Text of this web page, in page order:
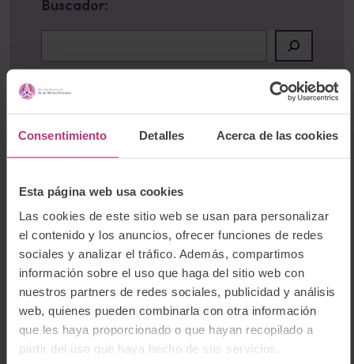
Consentimiento Detalles Acerca de las cookies
Esta página web usa cookies
Las cookies de este sitio web se usan para personalizar
el contenido y los anuncios, ofrecer funciones de redes
sociales y analizar el tráfico. Además, compartimos
información sobre el uso que haga del sitio web con
nuestros partners de redes sociales, publicidad y análisis
web, quienes pueden combinarla con otra información
que les haya proporcionado o que hayan recopilado a
partir del uso que haya hecho de sus servicios.
Buscador:
Newsletter
Instituto Europeo de Salud Mental Perinatal.
He leído laPolítica de protección de
datos y acepto que mis datos enviados se
términos.